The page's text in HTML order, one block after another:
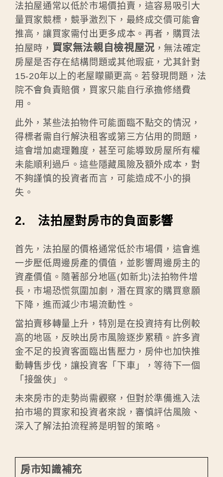
法拍屋通常以低於市場價拍賣，這容易吸引大
量買家競標，競爭激烈下，最終成交價可能會
推高，讓買家需付出更多成本。再者，購買法
拍屋時， 買家無法親自檢視屋況 ，無法確定
房屋是否存在結構問題或其他瑕疵，尤其針對
15-20年以上的老屋矇顯更高。若發現問題，法
院不會負責賠償，買家只能自行承擔修繕費
用。
此外，某些法拍物件可能面臨不點交的情況，
得標者需自行解決租客或第三方佔用的問題，
這會增加處理難度，甚至可能導致房屋所有權
未能順利過戶。這些隱藏風險及額外成本，對
不夠謹慎的投資者而言，可能造成不小的損
失。
2. 法拍屋對房市的負面影響
首先，法拍屋的價格通常低於市場價，這會進
一步壓低周邊房產的價值，並影響周邊房主的
資產價值。隨著部分地區(如新北)法拍物件增
長，市場恐慌氛圍加劇，潛在買家的購買意願
下降，進而減少市場流動性。
當拍賣移轉量上升，特別是在投資持有比例較
高的地區，反映出房市風險逐步累積。許多資
金不足的投資客面臨出售壓力，房仲也加快推
動轉售步伐，讓投資客「下車」，等待下一個
「接盤俠」。
未來房市的走勢尚需觀察，但對於準備進入法
拍市場的買家和投資者來說，審慎評估風險、
深入了解法拍流程將是明智的策略。
房市知識補充